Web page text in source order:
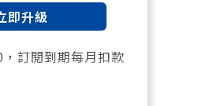
即升級
訂閱到期每月扣款